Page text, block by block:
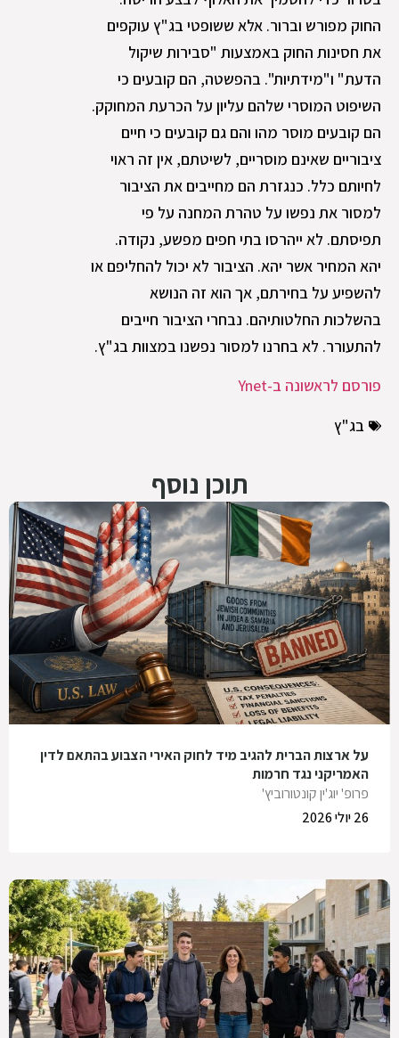
החוק מפורש וברור. אלא ששופטי בג"ץ עוקפים
את חסינות החוק באמצעות "סבירות שיקול
הדעת" ו"מידתיות". בהפשטה, הם קובעים כי
השיפוט המוסרי שלהם עליון על הכרעת המחוקק.
הם קובעים מוסר מהו והם גם קובעים כי חיים
ציבוריים שאינם מוסריים, לשיטתם, אין זה ראוי
לחיותם כלל. כנגזרת הם מחייבים את הציבור
למסור את נפשו על טהרת המחנה על פי
תפיסתם. לא ייהרסו בתי חפים מפשע, נקודה.
יהא המחיר אשר יהא. הציבור לא יכול להחליפם או
להשפיע על בחירתם, אך הוא זה הנושא
בהשלכות החלטותיהם. נבחרי הציבור חייבים
להתעורר. לא בחרנו למסור נפשנו במצוות בג"ץ.
פורסם לראשונה ב-Ynet
בג"ץ
תוכן נוסף
על ארצות הברית להגיב מיד לחוק האירי הצבוע בהתאם לדין
האמריקני נגד חרמות
פרופ' יוג'ין קונטורוביץ'
26 יולי 2026